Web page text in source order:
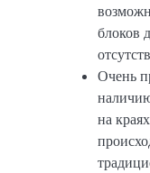
блоков
Очень
на